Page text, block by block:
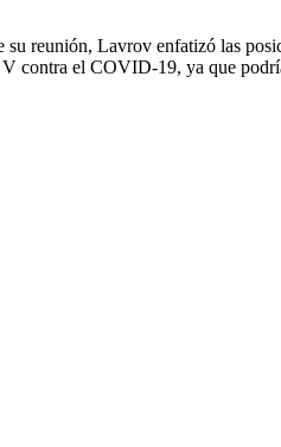
reunión, Lavrov enfatizó las
contra el COVID-19, ya que